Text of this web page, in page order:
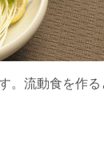
流動食を作